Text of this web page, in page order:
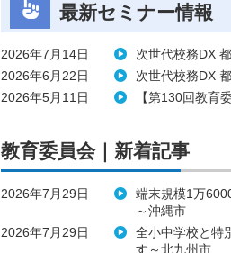
最新セミナー情報
2026年7月14日
次世代校務DX
2026年6月22日
次世代校務DX
2026年5月11日
【第130回教育
教育委員会｜新着記事
2026年7月29日
端末規模1万
～沖縄市
2026年7月29日
全小中学校と特
す～北九州市